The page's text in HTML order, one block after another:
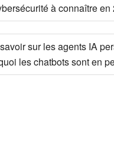
à connaître en
sur les agents IA
les chatbots sont en